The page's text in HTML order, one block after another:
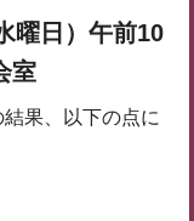
曜日）午前10
室
果、以下の点に